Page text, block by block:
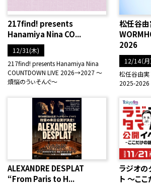
217find! presents
Hanamiya Nina CO...
12/31(木)
217find! presents Hanamiya Nina
COUNTDOWN LIVE 2026→2027 ～
煩悩のうぃそんぐ～
松任谷
2026
12/14（月
松任谷由実
2025-2026
ALEXANDRE DESPLAT
“From Paris to H...
ラジオの
ト ～こ